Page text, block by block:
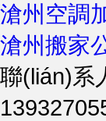
滄州空調
滄州搬家
聯(lián)系